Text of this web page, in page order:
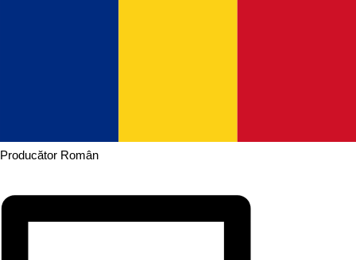
Producător Român